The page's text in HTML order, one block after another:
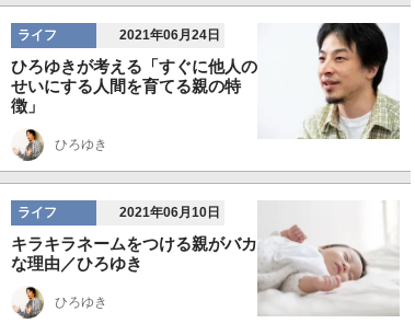
ライフ 2021年06月24日
ひろゆきが考える「すぐに他人の
せいにする人間を育てる親の特
徴」
ひろゆき
ライフ 2021年06月10日
キラキラネームをつける親がバカ
な理由／ひろゆき
ひろゆき